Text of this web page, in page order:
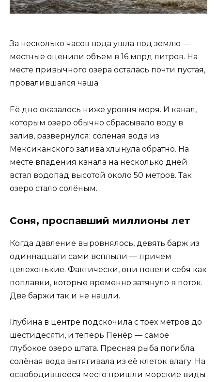
За несколько часов вода ушла под землю —
местные оценили объем в 16 млрд литров. На
месте привычного озера осталась почти пустая,
провалившаяся чаша.
Её дно оказалось ниже уровня моря. И канал,
которым озеро обычно сбрасывало воду в
залив, развернулся: солёная вода из
Мексиканского залива хлынула обратно. На
месте впадения канала на несколько дней
встал водопад высотой около 50 метров. Так
озеро стало солёным.
Соня, проспавший миллионы лет
Когда давление выровнялось, девять барж из
одиннадцати сами всплыли — причем
целехонькие. Фактически, они повели себя как
поплавки, которые временно затянуло в поток.
Две баржи так и не нашли.
Глубина в центре подскочила с трёх метров до
шестидесяти, и теперь Пенёр — самое
глубокое озеро штата. Пресная рыба погибла:
солёная вода вытягивала из её клеток влагу. На
освободившееся место пришли морские виды